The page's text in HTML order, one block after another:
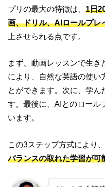
プリの最大の特徴は、1日
画、ドリル、AIロールプレ
上させられる点です。
まず、動画レッスンで生
により、自然な英語の使い
とができます。次に、学ん
す。最後に、AIとのロール
います。
この3ステップ方式により
バランスの取れた学習が可